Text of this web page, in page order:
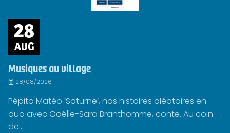
28
AUG
Musiques au village
28/08/2026
Pépito Matéo ‘Saturne’, nos histoires aléatoires en
duo avec Gaëlle-Sara Branthomme, conte. Au coin
de...